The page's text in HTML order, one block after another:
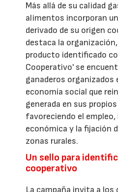
Más allá de su calidad
alimentos incorporan
derivado de su origen
destaca la
producto identificado
Cooperativo' se
ganaderos organizados
economía social que
generada en sus
favoreciendo el
económica y la fijación
zonas rurales.
Un sello para
cooperativo
La campaña invita a los